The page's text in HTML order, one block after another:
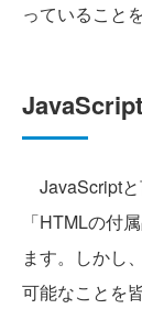
っていること
JavaScriptと
「HTMLの付
ます。しかし
可能なことを